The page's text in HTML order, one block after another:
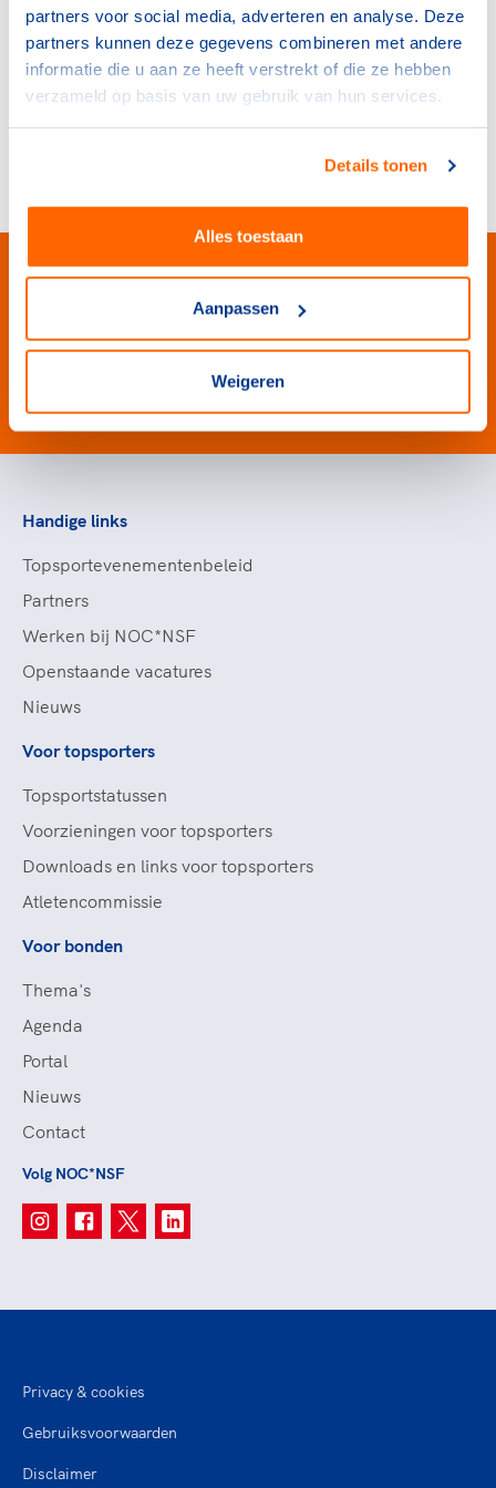
partners voor social media, adverteren en analyse. Deze
partners kunnen deze gegevens combineren met andere
informatie die u aan ze heeft verstrekt of die ze hebben
verzameld op basis van uw gebruik van hun services.
Details tonen
Alles toestaan
Aanpassen
Weigeren
Chatten
#wewinnenveelmetsport
Handige links
Topsportevenementenbeleid
Partners
Werken bij NOC*NSF
Openstaande vacatures
Nieuws
Voor topsporters
Topsportstatussen
Voorzieningen voor topsporters
Downloads en links voor topsporters
Atletencommissie
Voor bonden
Thema's
Agenda
Portal
Nieuws
Contact
Volg NOC*NSF
Privacy & cookies
Gebruiksvoorwaarden
Disclaimer